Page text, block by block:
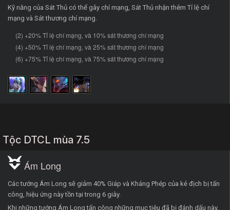
Kỹ năng của Sát Thủ có thể gây chí mạng, Sát Thủ nhận thêm Tỉ lệ chí
mạng và Sát thương chí mạng.
(2) +20% Tỉ lệ chí mạng, và 10% sát thương chí mạng
(4) +50% Tỉ lệ chí mạng, và 25% sát thương chí mạng
(6) +75% Tỉ lệ chí mạng, và 75% sát thương chí mạng
Tộc DTCL mùa 7.5
Ám Long
Các tướng Ám Long sẽ giảm 40% Giáp và Kháng Phép của kẻ địch bị tấn
công, hiệu ứng này tồn tại trong 6 giây.
Khi những tướng Ám Long tấn công những mục tiêu đã bị đánh dấu này,